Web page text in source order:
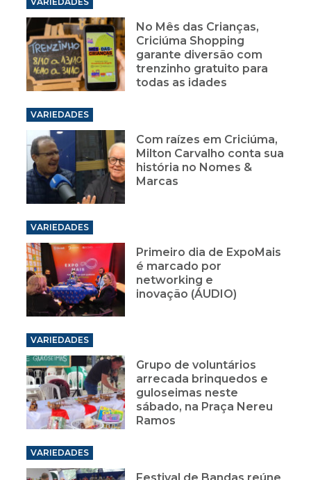
No Mês das Crianças,
Criciúma Shopping
garante diversão com
trenzinho gratuito para
todas as idades
VARIEDADES
Com raízes em Criciúma,
Milton Carvalho conta sua
história no Nomes &
Marcas
VARIEDADES
Primeiro dia de ExpoMais
é marcado por
networking e
inovação (ÁUDIO)
VARIEDADES
Grupo de voluntários
arrecada brinquedos e
guloseimas neste
sábado, na Praça Nereu
Ramos
VARIEDADES